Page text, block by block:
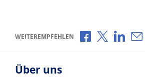
WEITEREMPFEHLEN Über Facebook
Über X
Über
Über uns